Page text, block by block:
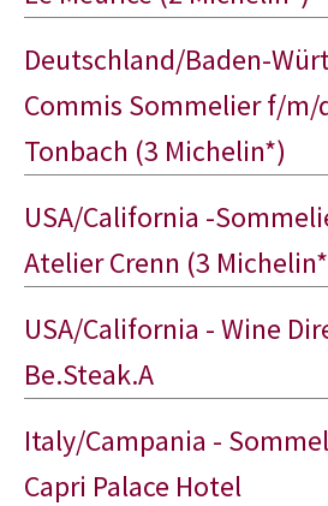
Deutschland/Baden-
Commis Sommelier f/m/
Tonbach (3 Michelin*)
USA/California -
Atelier Crenn (3
USA/California - Wine
Be.Steak.A
Italy/Campania -
Capri Palace Hotel